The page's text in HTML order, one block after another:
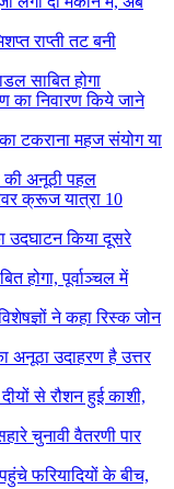
राप्ती तट बनी
साबित होगा
का निवारण किये जाने
टकराना महज संयोग या
की अनूठी पहल
क्रूज यात्रा 10
उदघाटन किया दूसरे
होगा, पूर्वाञ्चल में
ने कहा रिस्क जोन
अनूठा उदाहरण है उत्तर
से रौशन हुई काशी,
चुनावी वैतरणी पार
फरियादियों के बीच,